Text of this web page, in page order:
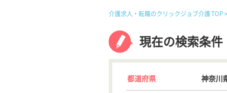
介護求人・転職のクリックジョブ介護 TOP
現在の検索条件
都道府県 神奈川